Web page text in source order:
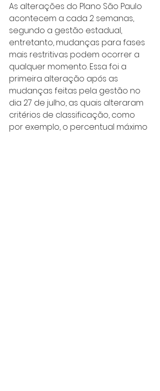
As alterações do Plano São Paulo
acontecem a cada 2 semanas,
segundo a gestão estadual,
entretanto, mudanças para fases
mais restritivas podem ocorrer a
qualquer momento. Essa foi a
primeira alteração após as
mudanças feitas pela gestão no
dia 27 de julho, as quais alteraram
critérios de classificação, como
por exemplo, o percentual máximo